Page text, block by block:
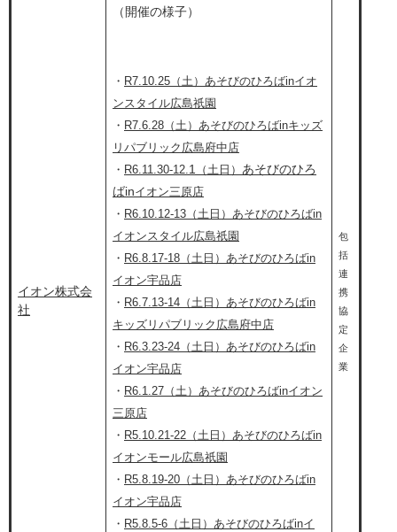
イオン株式会
社
（開催の様子）​​
・ R7.10.25（土）あそびのひろばinイオ
ンスタイル広島祇園
・ R7.6.28（土）あそびのひろばinキッズ
リパブリック広島府中店
・ R6.11.30-12.1​ （土日） あそびのひろ
ばin​イオン三原店
・ R6.10.12-13（土日）あそびのひろばin​
イオンスタイル広島祇園
​・ R6.8.17-18（土日）あそびのひろばin​
イオン宇品店
​・ R6. 7​.13-14（土日）あそびのひろばin
キッズリパブリック広島府中店
・ R6.3.23-24（土日）あそびのひろばin
イオン宇品店
・ R6.1.27（土）あそびのひろばinイオン
三原店
・ R5.10.21-22（土日）あそびのひろばin
イオンモール広島祇園
・ R5.8.19-20（土日）あそびのひろばin
イオン宇品店
​​​・ R5.8.5-6（土日）あそびのひろばinイ
包
括
連
携
協
定
企
業